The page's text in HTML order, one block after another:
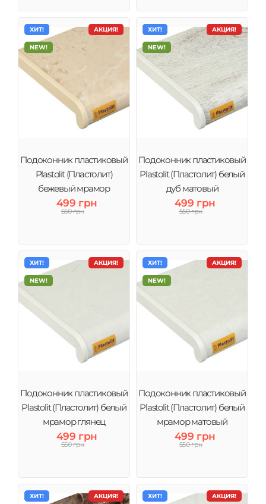
АКЦИЯ!
ХИТ!
NEW!
Подоконник пластиковый
Plastolit (Пластолит)
бежевый мрамор
499 грн
550 грн
АКЦИЯ!
ХИТ!
NEW!
Подоконник пластиковый
Plastolit (Пластолит) белый
дуб матовый
499 грн
550 грн
АКЦИЯ!
ХИТ!
NEW!
Подоконник пластиковый
Plastolit (Пластолит) белый
мрамор глянец
499 грн
550 грн
АКЦИЯ!
ХИТ!
NEW!
Подоконник пластиковый
Plastolit (Пластолит) белый
мрамор матовый
499 грн
550 грн
АКЦИЯ!
ХИТ! АКЦИЯ!
ХИТ!